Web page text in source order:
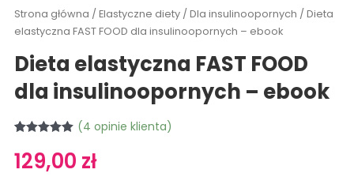
Strona główna /Elastyczne diety/Dla insulinoopornych / Dieta
elastyczna FAST FOOD dla insulinoopornych – ebook
Dieta elastyczna FAST FOOD
dla insulinoopornych – ebook
5.00 na 5 na
podstawie
(4 opinie klienta)
129,00 zł